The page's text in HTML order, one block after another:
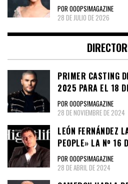
POR OOOPS!MAGAZINE
28 DE JULIO DE 2026
PRIMER CASTING
2025 PARA EL 18
POR OOOPS!MAGAZINE
28 DE NOVIEMBRE DE 2024
LEÓN FERNÁNDEZ
PEOPLE» LA Nº 16
POR OOOPS!MAGAZINE
28 DE ABRIL DE 2024